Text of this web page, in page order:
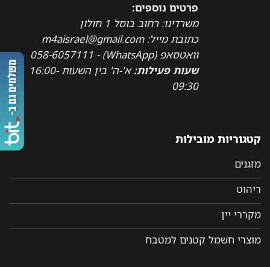
פרטים נוספים:
משרדינו: רחוב בוסל 1 חולון
כתובת מייל: m4aisrael@gmail.com
וואטסאפ (WhatsApp) - 058-6057111
שעות פעילות:
א'-ה' בין השעות 16:00-
09:30
קטגוריות מובילות
מזגנים
ריהוט
מקררי יין
מוצרי חשמל קטנים למטבח